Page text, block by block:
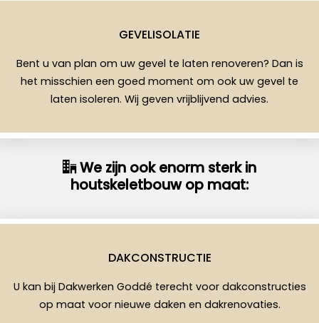
GEVELISOLATIE
Bent u van plan om uw gevel te laten renoveren? Dan is
het misschien een goed moment om ook uw gevel te
laten isoleren. Wij geven vrijblijvend advies.
We zijn ook enorm sterk in
houtskeletbouw op maat:
DAKCONSTRUCTIE
U kan bij Dakwerken Goddé terecht voor dakconstructies
op maat voor nieuwe daken en dakrenovaties.